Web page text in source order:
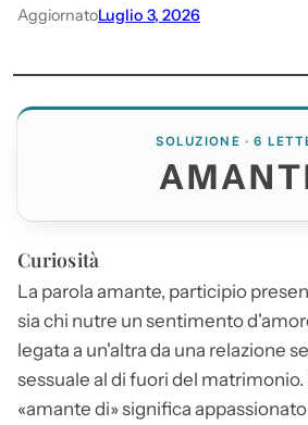
AggiornatoLuglio 3, 2026
SOLUZIONE · 6
Curiosità
La parola amante, participio
sia chi nutre un sentimento
legata a un'altra da una relazione
sessuale al di fuori del matrimonio.
«amante di» significa